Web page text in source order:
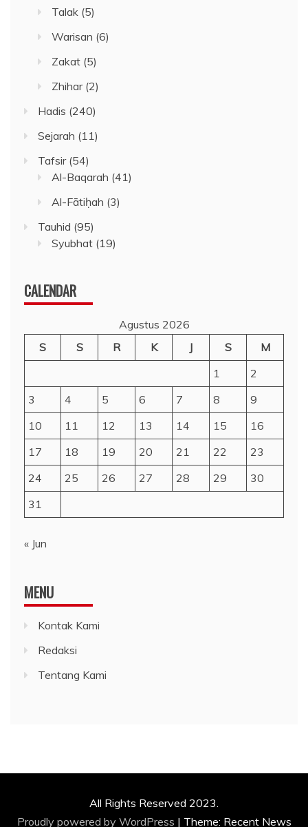
Talak (5)
Warisan (6)
Zakat (5)
Zhihar(2)
Hadis (240)
Sejarah (11)
Tafsir(54)
Al-Baqarah (41)
Al-Fātiḥah (3)
Tauhid (95)
Syubhat (19)
CALENDAR
Agustus 2026
S
S R K J S
M
1
2
3
4 5 6 7 8
9
10
11 12 13 14 15
16
17
18 19 20 21 22
23
24
25 26 27 28 29
30
31
« Jun
MENU
Kontak Kami
Redaksi
Tentang Kami
All Rights Reserved 2023.
Proudly powered by WordPress | Theme: Recent News